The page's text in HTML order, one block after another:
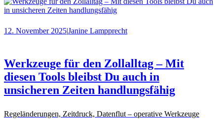
12. November 2025|Janine Lampprecht
Werkzeuge für den Zollalltag – Mit
diesen Tools bleibst Du auch in
unsicheren Zeiten handlungsfähig
Regeländerungen, Zeitdruck, Datenflut – operative Werkzeuge